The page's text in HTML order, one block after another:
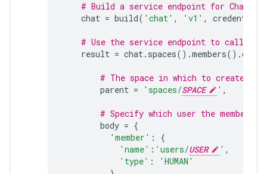
# Build a service endpoint for Chat
chat = build( 'chat' , 'v1' , credentials
# Use the service endpoint to call
result = chat. spaces() .members() .
# The space in which to create a
parent = 'spaces/SPACE ' ,
# Specify which user the
body = {
'member' :
{
'name' : 'users/USER ' ,
'type' :
'HUMAN'